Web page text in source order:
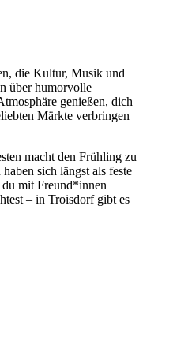
die Kultur, Musik und
über humorvolle
genießen, dich
Märkte verbringen
macht den Frühling zu
sich längst als feste
mit Freund*innen
– in Troisdorf gibt es